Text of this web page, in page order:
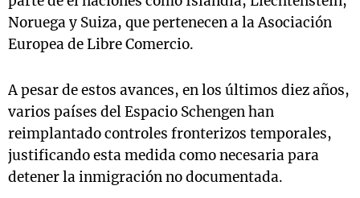
Noruega y Suiza, que pertenecen a la Asociación
Europea de Libre Comercio.
A pesar de estos avances, en los últimos diez años,
varios países del Espacio Schengen han
reimplantado controles fronterizos temporales,
justificando esta medida como necesaria para
detener la inmigración no documentada.